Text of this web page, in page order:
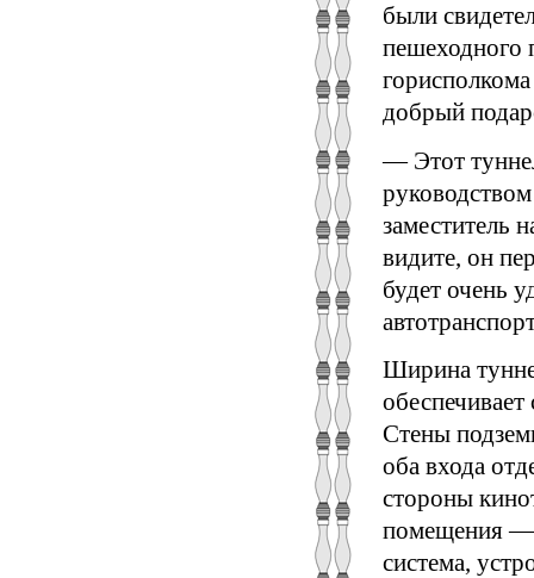
были
пешеходного
добрый
— Этот
заместитель
видите, он
будет очень
Ширина
Стены
оба входа
стороны
помещения —
система,